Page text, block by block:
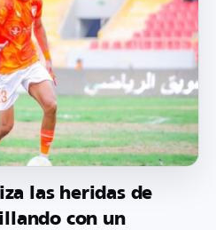
las heridas de
con un